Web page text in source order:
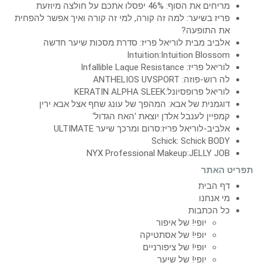
מריחים את הסוף: 46% יפסלו אתכם על חולצה מיוזעת
פריז בשיער: למה זה קורה, למי זה קורה ואיך אפשר להפחית
את התופעה?
אלביב מבית לוריאל פריז: סדרת מסכות שיער חדשה
Intuition:Intuition Blossom
לוריאל פריז: Infallible Laque Resistance
לה רוש-פוזה: ANTHELIOS UVSPORT
לוריאל פרופסיונל:KERATIN ALPHA SLEEK
דוגמנית של אבא: המהפך של עונג שחף אצל אבא ירין
קמפיין לענבל אלדן יוצאת 'האח הגדול'
אלביב-לוריאל פריז:סרום ומרכך שיער ULTIMATE
Schick: Schick BODY
NYX Professional Makeup:JELLY JOB
תפריט האתר
דף הבית
מי אנחנו
כל הכתבות
יופי! של איפור
יופי! של אסתטיקה
יופי! של ציפורניים
יופי! של שיער